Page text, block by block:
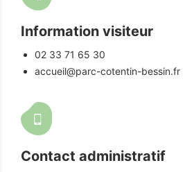
Information visiteur
02 33 71 65 30
accueil@parc-cotentin-bessin.fr
Contact administratif